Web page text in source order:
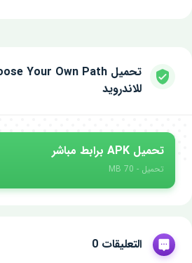
للاندرويد
تحميل APK برابط مباشر
تحميل - 70 MB
التعليقات 0